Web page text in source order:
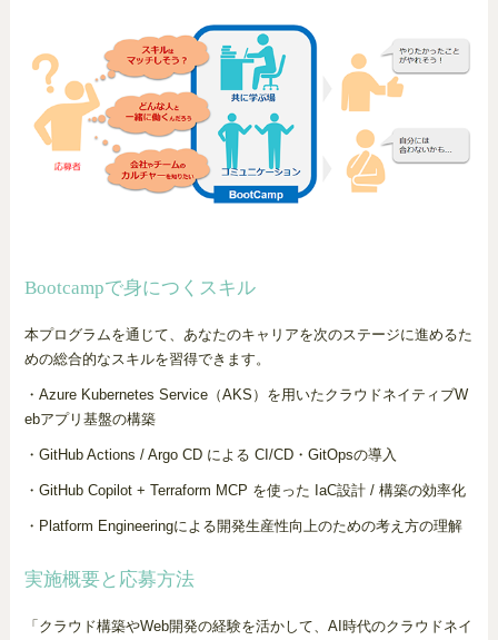
Bootcampで身につくスキル
本プログラムを通じて、あなたのキャリアを次のステージに進めるた
めの総合的なスキルを習得できます。
・Azure Kubernetes Service（AKS）を用いたクラウドネイティブW
ebアプリ基盤の構築
・GitHub Actions / Argo CD による CI/CD・GitOpsの導入
・GitHub Copilot + Terraform MCP を使った IaC設計 / 構築の効率化
・Platform Engineeringによる開発生産性向上のための考え方の理解
実施概要と応募方法
「クラウド構築やWeb開発の経験を活かして、AI時代のクラウドネイ